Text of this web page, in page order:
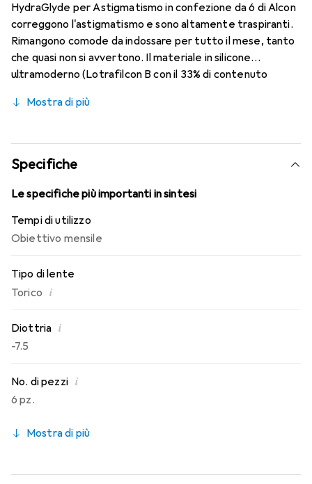
HydraGlyde per Astigmatismo in confezione da 6 di Alcon
correggono l'astigmatismo e sono altamente traspiranti.
Rimangono comode da indossare per tutto il mese, tanto
che quasi non si avvertono. Il materiale in silicone
ultramoderno (Lotrafilcon B con il 33% di contenuto
Moisture Matrix e la rinomata tecnologia SmartShield,
conosci. Comfort e assenza di fastidi per tutto il giorno
con queste lenti mensili.
Mostra di più
Specifiche
Le specifiche più importanti in sintesi
Tempi di utilizzo
Obiettivo mensile
Tipo di lente
Torico i
Diottria i
-7.5
No. di pezzi i
6 pz.
Mostra di più